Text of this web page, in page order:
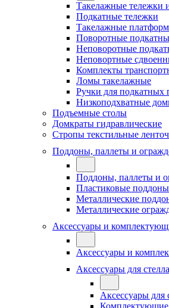
Такелажные тележки
Подкатные тележки
Такелажные
Поворотные
Неповоротные
Неповортные
Комплекты
Ломы такелажные
Ручки для подкатных
Низкоподхватные
Подъемные столы
Домкраты гидравлические
Стропы текстильные
Поддоны, паллеты и
Поддоны, паллеты и
Пластиковые
Металлические
Металлические
Аксессуары и
Аксессуары и
Аксессуары для
Аксессуары для
Комплектующие